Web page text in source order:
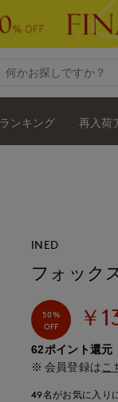
ランキング 再入荷
INED
フォック
50%
OFF
￥
62ポイント還元
会員登録は こ
49名がお気に入り